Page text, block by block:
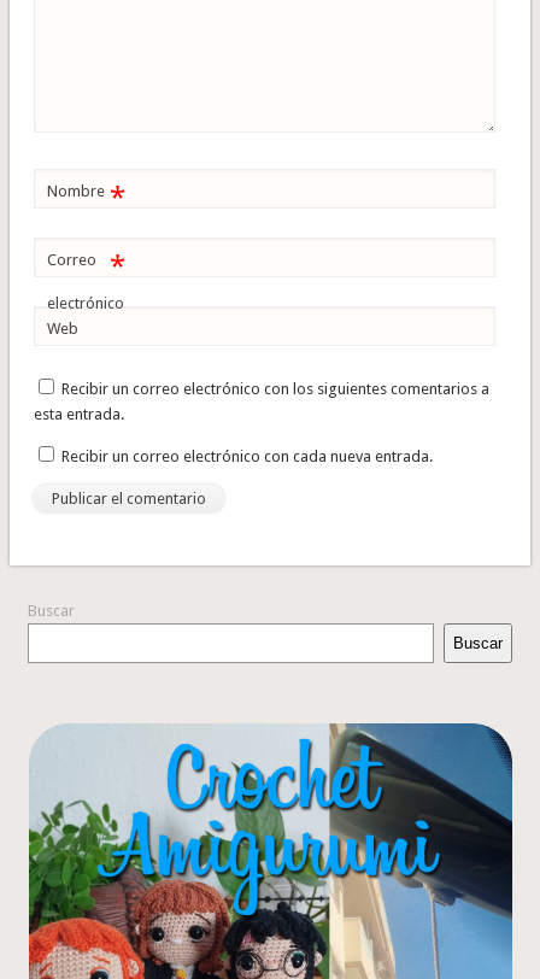
Nombre *
Correo
electrónico
*
Web
Recibir un correo electrónico con los siguientes comentarios a
esta entrada.
Recibir un correo electrónico con cada nueva entrada.
Buscar
Buscar